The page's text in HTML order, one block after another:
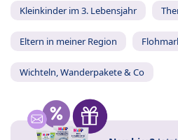
Kleinkinder im 3. Lebensjahr
Eltern in meiner Region
Wichteln, Wanderpakete & Co